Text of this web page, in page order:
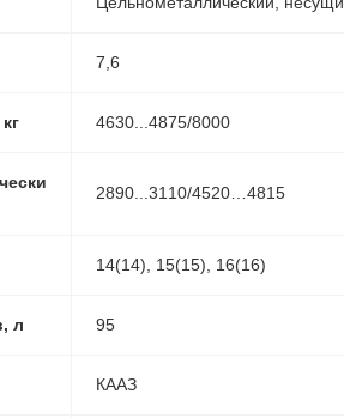
7,6
4630...4875/8000
2890...3110/4520…4815
14(14), 15(15), 16(16)
л 95
КААЗ